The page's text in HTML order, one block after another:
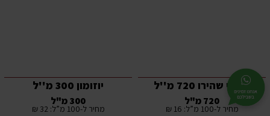
ג'ינרי שהירו 720 מ''ל
720 מ"ל
מחיר ל-100 מ”ל: 16 ₪
יוזומון 300 מ''ל
300 מ"ל
מחיר ל-100 מ”ל: 32 ₪